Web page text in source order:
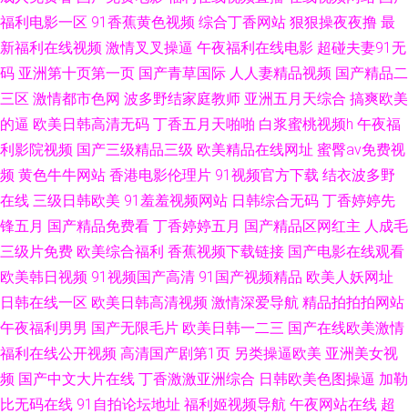
免费网址 熟女人妻在线网址 青娱乐小香蕉 蜜桃臀互操 国产在线网站 超碰人
人澡97 91传媒网页 91激情福利视屏 人人摸人人上 97精品国产露脸对白 一
区黄ww 色婷婷一二区 人妻精品久久麻豆 欧美A视频在 老湿机永久免费 精品
视频网91网 亚洲综合涩图 日韩18岁 玖玖re四级 国产黑丝在线 91热暴 91传
媒色呦呦呦 极品美尻91制片厂在线播放 3P性爱片重庆久久 丝袜福利视频导
航 免费视频十区 草草剧院网址屁屁影院 91自慰喷水爽 91白虎一线 久久精品
牛牛 99色精品福利导航 婷婷AV影视 欧美日一二三干 久久香蕉一二 国产第五
区 www91色萝看片 91抖音网站 欧美福利网 自拍99 日韩无码久久 欧美成人
福利电影一区 91香蕉黄色视频 综合丁香网站 狠狠操夜夜撸 最
新福利在线视频 激情叉叉操逼 午夜福利在线电影 超碰夫妻91无
码 亚洲第十页第一页 国产青草国际 人人妻精品视频 国产精品二
三区 激情都市色网 波多野结家庭教师 亚洲五月天综合 搞爽欧美
的逼 欧美日韩高清无码 丁香五月天啪啪 白浆蜜桃视频h 午夜福
利影院视频 国产三级精品三级 欧美精品在线网址 蜜臀av免费视
频 黄色牛牛网站 香港电影伦理片 91视频官方下载 结衣波多野
在线 三级日韩欧美 91羞羞视频网站 日韩综合无码 丁香婷婷先
锋五月 国产精品免费看 丁香婷婷五月 国产精品区网红主 人成毛
三级片免费 欧美综合福利 香蕉视频下载链接 国产电影在线观看
欧美韩日视频 91视频国产高清 91国产视频精品 欧美人妖网址
日韩在线一区 欧美日韩高清视频 激情深爱导航 精品拍拍拍网站
午夜福利男男 国产无限毛片 欧美日韩一二三 国产在线欧美激情
福利在线公开视频 高清国产剧第1页 另类操逼欧美 亚洲美女视
频 国产中文大片在线 丁香激激亚洲综合 日韩欧美色图操逼 加勒
比无码在线 91自拍论坛地址 福利姬视频导航 午夜网站在线 超